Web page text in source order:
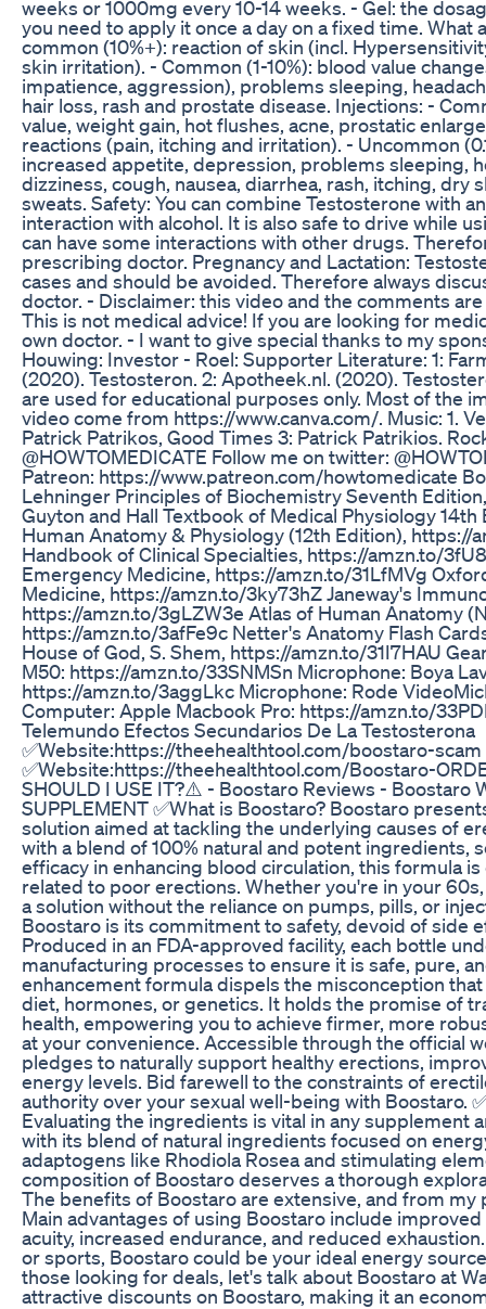
weeks or 1000mg every 10-14 weeks. - Gel: the
you need to apply it once a day on a fixed time. What
common (10%+): reaction of skin (incl.
skin irritation). - Common (1-10%): blood value
impatience, aggression), problems sleeping,
hair loss, rash and prostate disease. Injections: -
value, weight gain, hot flushes, acne, prostatic
reactions (pain, itching and irritation). - Uncommon
increased appetite, depression, problems sleeping,
dizziness, cough, nausea, diarrhea, rash, itching, dry
sweats. Safety: You can combine Testosterone with
interaction with alcohol. It is also safe to drive while
can have some interactions with other drugs.
prescribing doctor. Pregnancy and Lactation:
cases and should be avoided. Therefore always
doctor. - Disclaimer: this video and the comments
This is not medical advice! If you are looking for
own doctor. - I want to give special thanks to my
Houwing: Investor - Roel: Supporter Literature: 1:
(2020). Testosteron. 2: Apotheek.nl. (2020).
are used for educational purposes only. Most of the
video come from https://www.canva.com/. Music: 1.
Patrick Patrikos, Good Times 3: Patrick Patrikios.
@HOWTOMEDICATE Follow me on twitter:
Patreon: https://www.patreon.com/howtomedicate
Lehninger Principles of Biochemistry Seventh
Guyton and Hall Textbook of Medical Physiology
Human Anatomy & Physiology (12th Edition), https://
Handbook of Clinical Specialties, https://amzn.to/
Emergency Medicine, https://amzn.to/31LfMVg
Medicine, https://amzn.to/3ky73hZ Janeway's
https://amzn.to/3gLZW3e Atlas of Human Anatomy
https://amzn.to/3afFe9c Netter's Anatomy Flash
House of God, S. Shem, https://amzn.to/31I7HAU
M50: https://amzn.to/33SNMSn Microphone: Boya
https://amzn.to/3aggLkc Microphone: Rode
Computer: Apple Macbook Pro: https://amzn.to/
Telemundo Efectos Secundarios De La Testosterona
✅Website:https://theehealthtool.com/boostaro-scam
✅Website:https://theehealthtool.com/Boostaro-
SHOULD I USE IT?⚠️ - Boostaro Reviews - Boostaro
SUPPLEMENT ✅What is Boostaro? Boostaro
solution aimed at tackling the underlying causes of
with a blend of 100% natural and potent ingredients,
efficacy in enhancing blood circulation, this formula
related to poor erections. Whether you're in your
a solution without the reliance on pumps, pills, or
Boostaro is its commitment to safety, devoid of side
Produced in an FDA-approved facility, each bottle
manufacturing processes to ensure it is safe, pure,
enhancement formula dispels the misconception
diet, hormones, or genetics. It holds the promise of
health, empowering you to achieve firmer, more
at your convenience. Accessible through the official
pledges to naturally support healthy erections,
energy levels. Bid farewell to the constraints of
authority over your sexual well-being with Boostaro.
Evaluating the ingredients is vital in any supplement
with its blend of natural ingredients focused on
adaptogens like Rhodiola Rosea and stimulating
composition of Boostaro deserves a thorough
The benefits of Boostaro are extensive, and from
Main advantages of using Boostaro include
acuity, increased endurance, and reduced
or sports, Boostaro could be your ideal energy
those looking for deals, let's talk about Boostaro at
attractive discounts on Boostaro, making it an